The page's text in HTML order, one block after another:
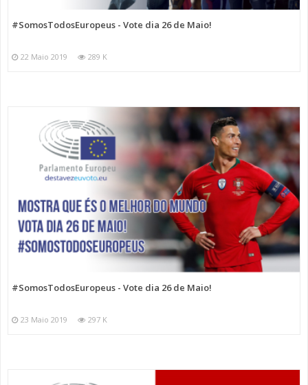
#SomosTodosEuropeus - Vote dia 26 de Maio!
22 Maio 2019 289 K
#SomosTodosEuropeus - Vote dia 26 de Maio!
23 Maio 2019 297 K